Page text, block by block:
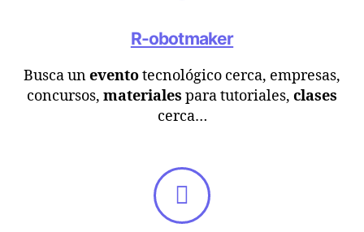
R-obotmaker
Busca uneventotecnológico cerca, empresas,
concursos, materiales para tutoriales, clases
cerca…